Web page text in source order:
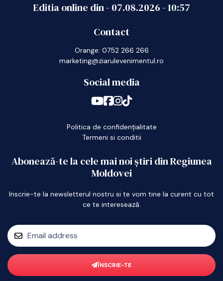
Editia online din - 07.08.2026-10:57
Contact
Orange: 0752 266 266
marketing@ziarulevenimentul.ro
Social media
Politica de confidențialitate
Termeni si conditii
Abonează-te la cele mai noi știri din Regiunea
Moldovei
Inscrie-te la newsletterul nostru si te vom tine la curent cu tot
ce te interesează.
ÎNSCRIE-TE